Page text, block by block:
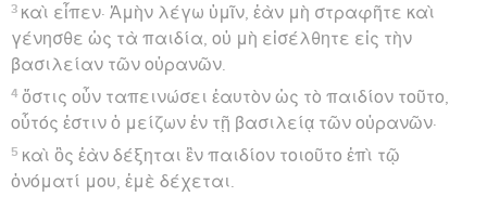
3 καὶ εἶπεν· Ἀμὴν λέγω ὑμῖν, ἐὰν μὴ στραφῆτε καὶ
γένησθε ὡς τὰ παιδία, οὐ μὴ εἰσέλθητε εἰς τὴν
βασιλείαν τῶν οὐρανῶν.
4 ὅστις οὖν ταπεινώσει ἑαυτὸν ὡς τὸ παιδίον τοῦτο,
οὗτός ἐστιν ὁ μείζων ἐν τῇ βασιλείᾳ τῶν οὐρανῶν·
5 καὶ ὃς ἐὰν δέξηται ἓν παιδίον τοιοῦτο ἐπὶ τῷ
ὀνόματί μου, ἐμὲ δέχεται.